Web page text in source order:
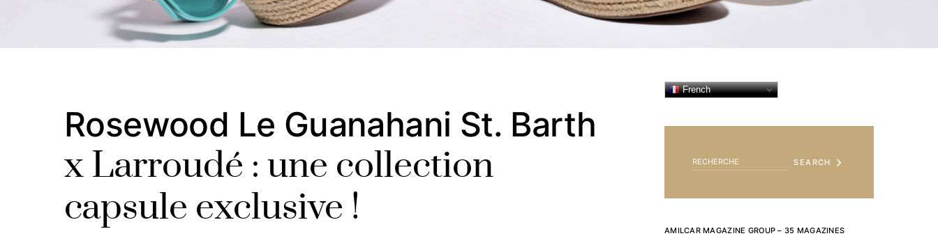
Rosewood Le Guanahani St. Barth
x Larroudé : une collection
capsule exclusive !
French
SEARCH
AMILCAR MAGAZINE GROUP – 35 MAGAZINES